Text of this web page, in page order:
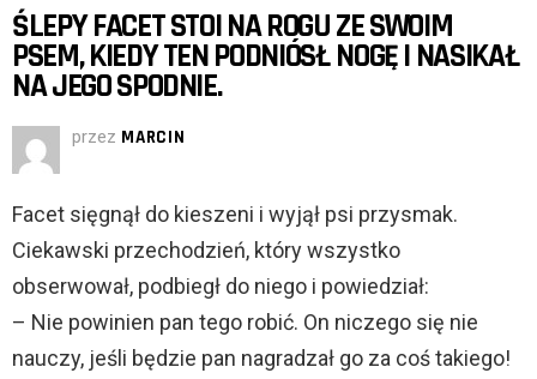
ŚLEPY FACET STOI NA ROGU ZE SWOIM
PSEM, KIEDY TEN PODNIÓSŁ NOGĘ I NASIKAŁ
NA JEGO SPODNIE.
przez MARCIN
Facet sięgnął do kieszeni i wyjął psi przysmak.
Ciekawski przechodzień, który wszystko
obserwował, podbiegł do niego i powiedział:
– Nie powinien pan tego robić. On niczego się nie
nauczy, jeśli będzie pan nagradzał go za coś takiego!